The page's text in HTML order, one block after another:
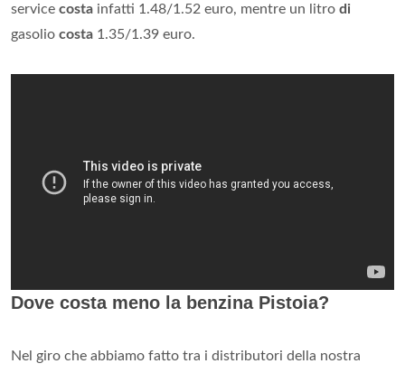
service costa infatti 1.48/1.52 euro, mentre un litro di
gasolio costa 1.35/1.39 euro.
Dove costa meno la benzina Pistoia?
Nel giro che abbiamo fatto tra i distributori della nostra